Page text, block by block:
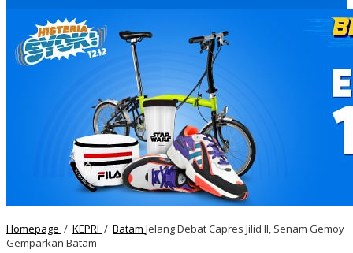
Homepage / KEPRI / Batam Jelang Debat Capres Jilid II, Senam Gemoy
Gemparkan Batam